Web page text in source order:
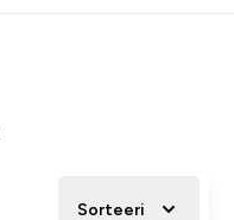
Sorteeri